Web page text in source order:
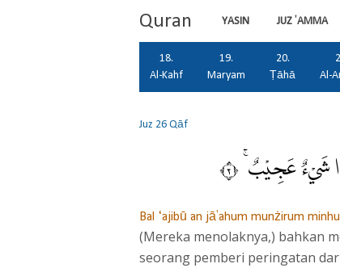
Quran YASIN
JUZ 'AMMA
18.
Al-Kahf
19.
Maryam
20.
Ṭāhā
Al-
Juz 26Qāf
شَيْءٌ عَجِيْبٌ ۚ ٢
Bal ‘ajibū an jā'ahum munżirum
(Mereka menolaknya,) bahkan
seorang pemberi peringatan